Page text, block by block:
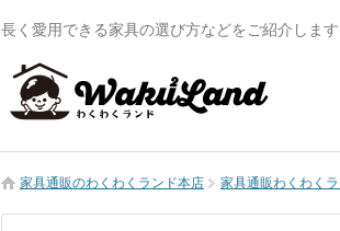
長く愛用できる家具の選び方などをご紹介します
家具通販のわくわくランド本店 家具通販わくわく